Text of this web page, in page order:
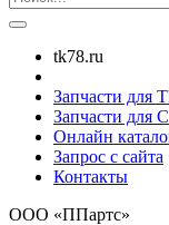
tk78.ru
Запчасти для
Запчасти для
Онлайн
Запрос с сайта
Контакты
ООО «ППартс»